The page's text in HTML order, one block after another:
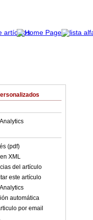
(pdf)
XML
del artículo
este artículo
automática
por email